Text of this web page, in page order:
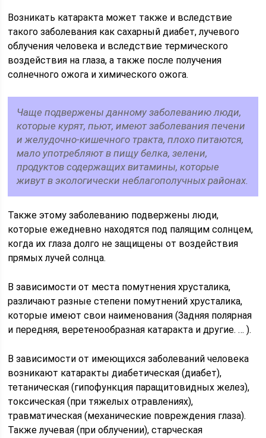
Возникать катаракта может также и вследствие
такого заболевания как сахарный диабет, лучевого
облучения человека и вследствие термического
воздействия на глаза, а также после получения
солнечного ожога и химического ожога.
Чаще подвержены данному заболеванию люди,
которые курят, пьют, имеют заболевания печени
и желудочно-кишечного тракта, плохо питаются,
мало употребляют в пищу белка, зелени,
продуктов содержащих витамины, которые
живут в экологически неблагополучных районах.
Также этому заболеванию подвержены люди,
которые ежедневно находятся под палящим солнцем,
когда их глаза долго не защищены от воздействия
прямых лучей солнца.
В зависимости от места помутнения хрусталика,
различают разные степени помутнений хрусталика,
которые имеют свои наименования (Задняя полярная
и передняя, веретенообразная катаракта и другие. … ).
В зависимости от имеющихся заболеваний человека
возникают катаракты диабетическая (диабет),
тетаническая (гипофункция паращитовидных желез),
токсическая (при тяжелых отравлениях),
травматическая (механические повреждения глаза).
Также лучевая (при облучении), старческая